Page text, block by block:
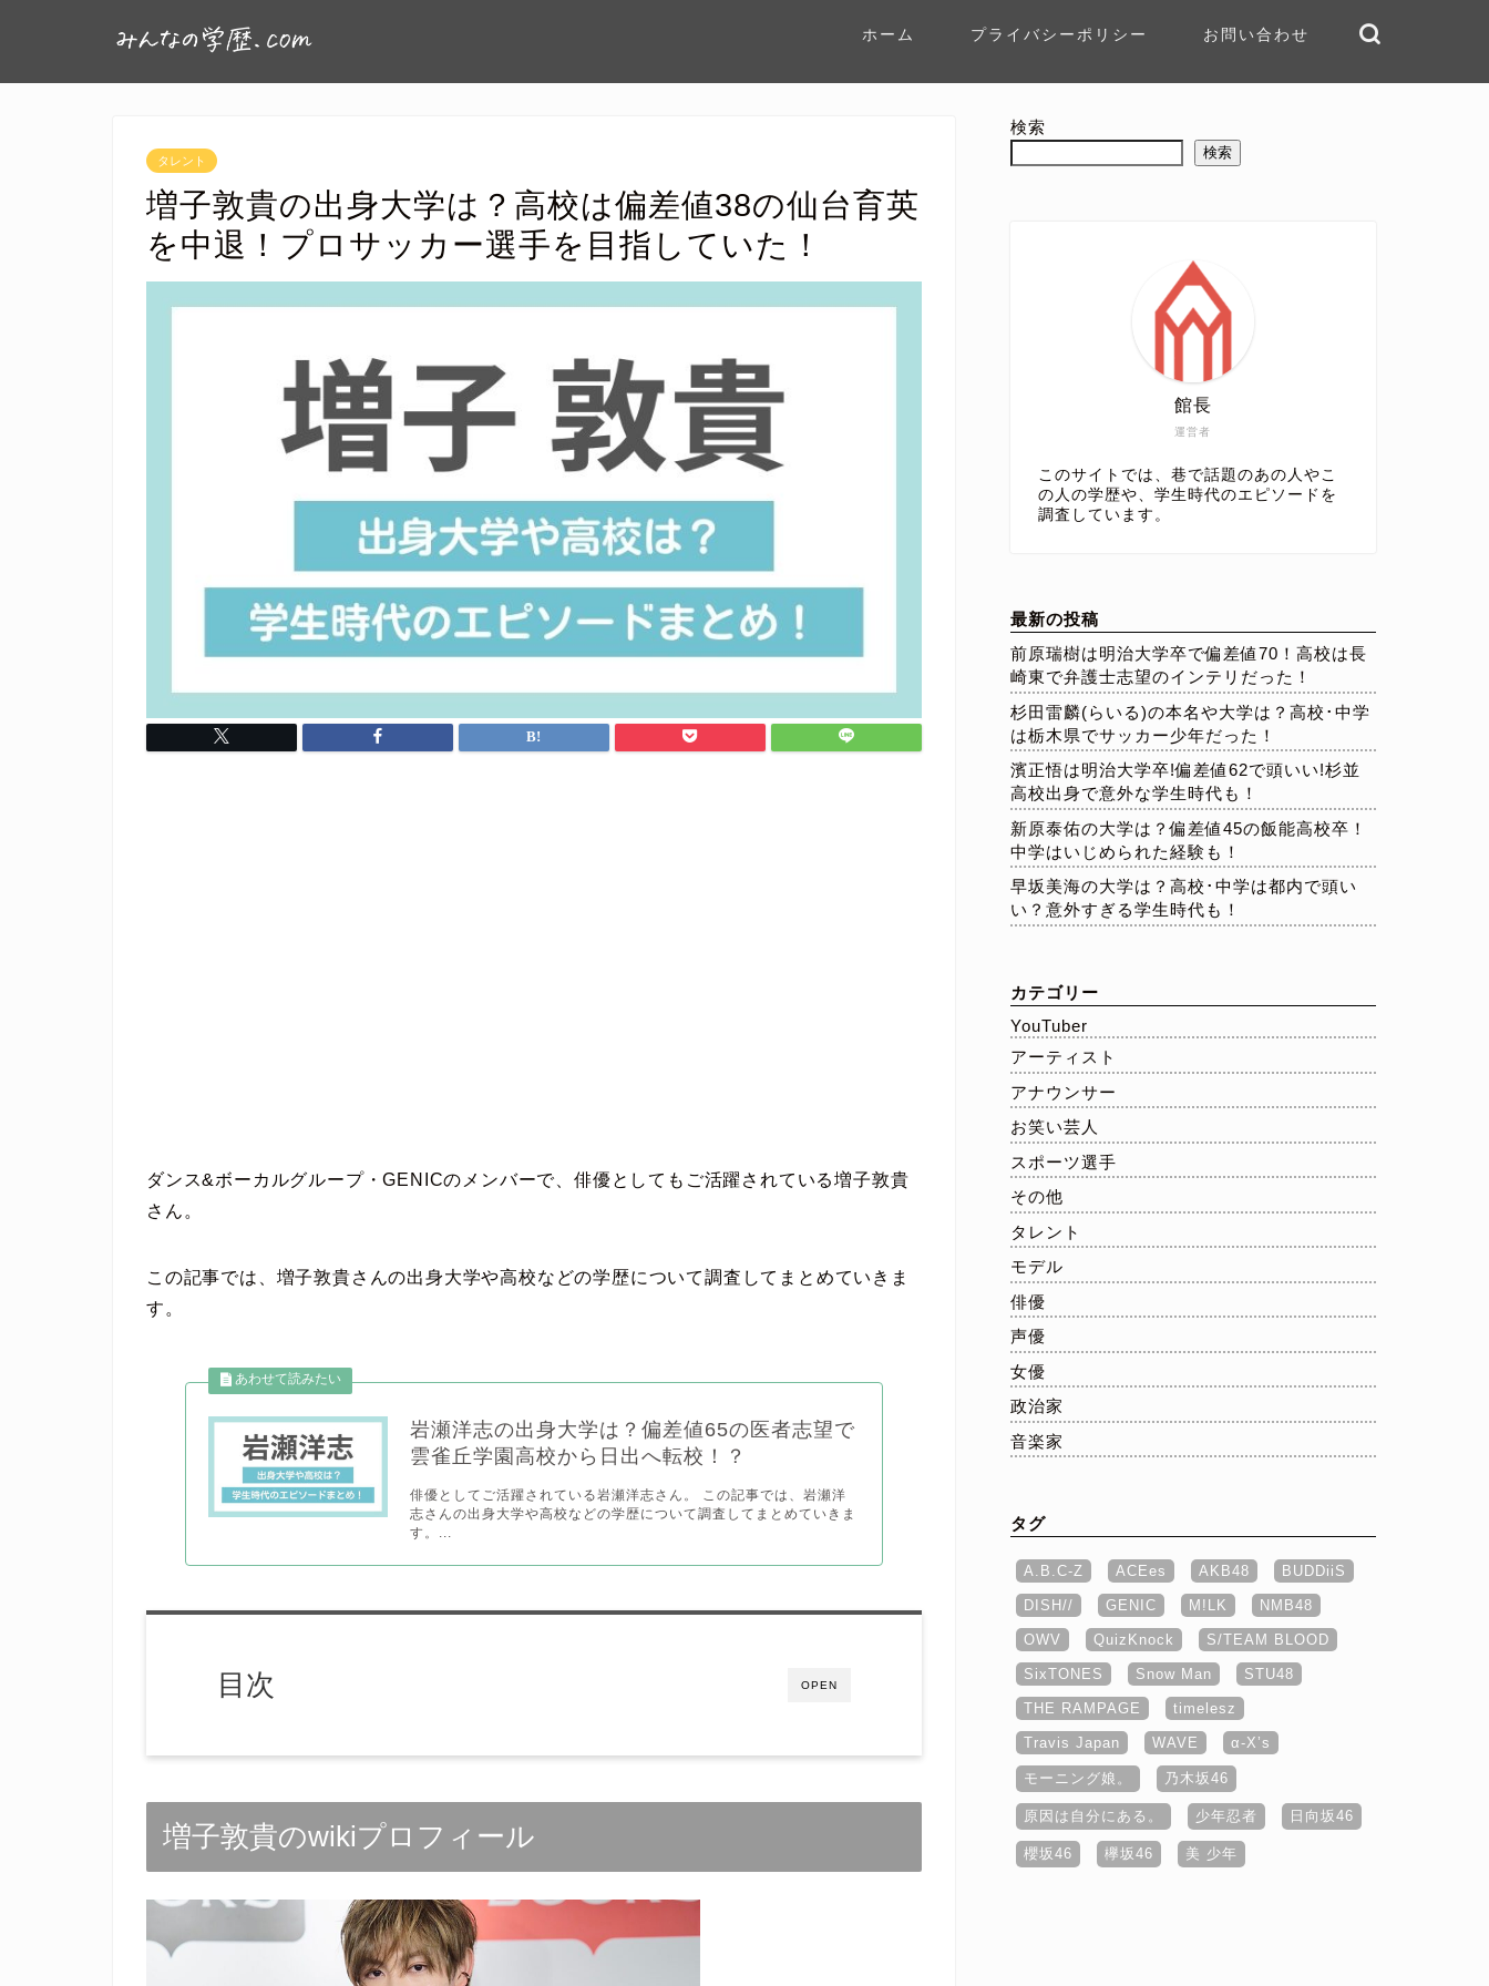
ホーム プライバシーポリシー お問い合わせ
タレント
増子敦貴の出身大学は？高校は偏差値38の仙台育英
を中退！プロサッカー選手を目指していた！
ダンス&ボーカルグループ・GENICのメンバーで、俳優としてもご活躍されている増子敦貴
さん。
この記事では、増子敦貴さんの出身大学や高校などの学歴について調査してまとめていきま
す。
岩瀬洋志の出身大学は？偏差値65の医者志望で
雲雀丘学園高校から日出へ転校！？
俳優としてご活躍されている岩瀬洋志さん。 この記事では、岩瀬洋
志さんの出身大学や高校などの学歴について調査してまとめていきま
す。...
OPEN
目次
増子敦貴のwikiプロフィール
検索
検索
運営者
館長
このサイトでは、巷で話題のあの人やこ
の人の学歴や、学生時代のエピソードを
調査しています。
最新の投稿
前原瑞樹は明治大学卒で偏差値70！高校は長
崎東で弁護士志望のインテリだった！
杉田雷麟(らいる)の本名や大学は？高校･中学
は栃木県でサッカー少年だった！
濱正悟は明治大学卒!偏差値62で頭いい!杉並
高校出身で意外な学生時代も！
新原泰佑の大学は？偏差値45の飯能高校卒！
中学はいじめられた経験も！
早坂美海の大学は？高校･中学は都内で頭い
い？意外すぎる学生時代も！
カテゴリー
YouTuber
アーティスト
アナウンサー
お笑い芸人
スポーツ選手
その他
タレント
モデル
俳優
声優
女優
政治家
音楽家
タグ
A.B.C-Z ACEes AKB48 BUDDiiS
DISH// GENIC M!LK NMB48
OWV QuizKnock S/TEAM BLOOD
SixTONES Snow Man STU48
THE RAMPAGE timelesz
Travis Japan WAVE α‐X’s
モーニング娘。 乃木坂46
原因は自分にある。 少年忍者 日向坂46
櫻坂46 欅坂46 美 少年